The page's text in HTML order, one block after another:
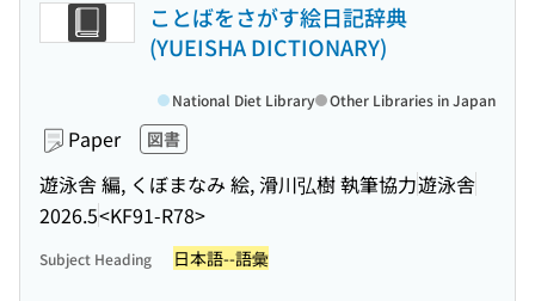
ことばをさがす絵日記辞典
(YUEISHA DICTIONARY)
Paper 図書
遊泳舎 編, くぼまなみ 絵, 滑川弘樹 執筆協力遊泳舎
2026.5<KF91-R78>
National Diet Library Other Libraries in Japan
Subject Heading 日本語--語彙